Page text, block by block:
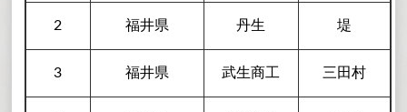
2 福井県 丹生 堤
3 福井県 武生商工 三田村